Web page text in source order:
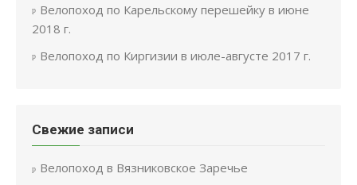
Велопоход по Карельскому перешейку в июне
2018 г.
Велопоход по Киргизии в июле-августе 2017 г.
Свежие записи
Велопоход в Вязниковское Заречье